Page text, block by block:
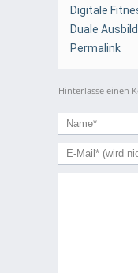
Digitale
Duale
Permalink
Hinterlasse einen